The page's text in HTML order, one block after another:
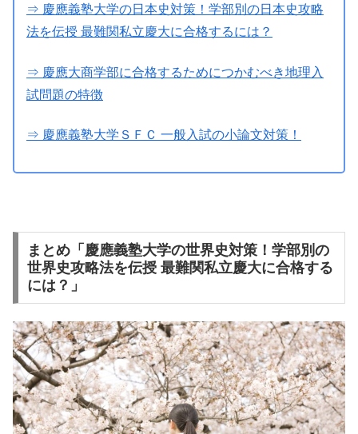
⇒ 慶應義塾大学の日本史対策！学部別の日本史攻略
法を伝授 最難関私立慶大に合格するには？
⇒ 慶應大商学部に合格するためにつかむべき地理入
試問題の特徴
⇒ 慶應義塾大学ＳＦＣ 一般入試の小論文対策！
まとめ「慶應義塾大学の世界史対策！学部別の
世界史攻略法を伝授 最難関私立慶大に合格する
には？」